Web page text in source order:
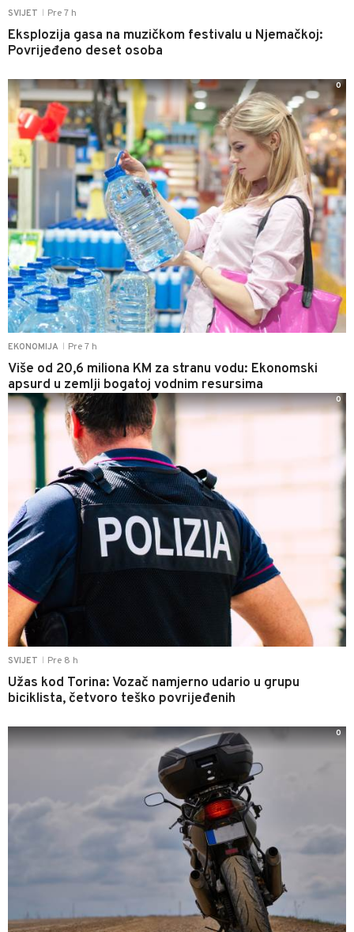
SVIJET Pre 7 h
Eksplozija gasa na muzičkom festivalu u Njemačkoj:
Povrijeđeno deset osoba
EKONOMIJA Pre 7 h
Više od 20,6 miliona KM za stranu vodu: Ekonomski
apsurd u zemlji bogatoj vodnim resursima
0
SVIJET Pre 8 h
Užas kod Torina: Vozač namjerno udario u grupu
biciklista, četvoro teško povrijeđenih
0
0